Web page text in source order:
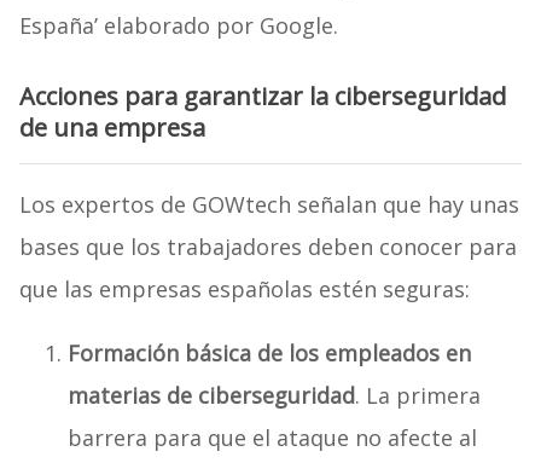
España’ elaborado por Google.
Acciones para garantizar la ciberseguridad
de una empresa
Los expertos de GOWtech señalan que hay unas
bases que los trabajadores deben conocer para
que las empresas españolas estén seguras:
Formación básica de los empleados en
materias de ciberseguridad. La primera
barrera para que el ataque no afecte al